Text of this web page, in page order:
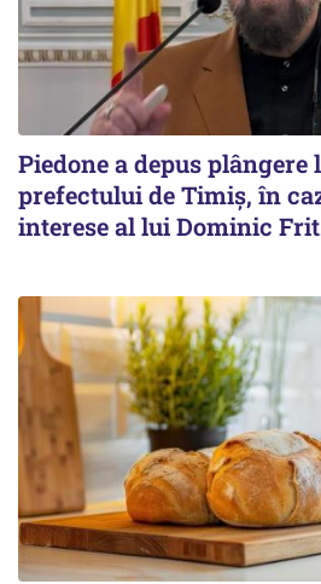
Piedone a depus
prefectului de Timiș, în
interese al lui Dominic